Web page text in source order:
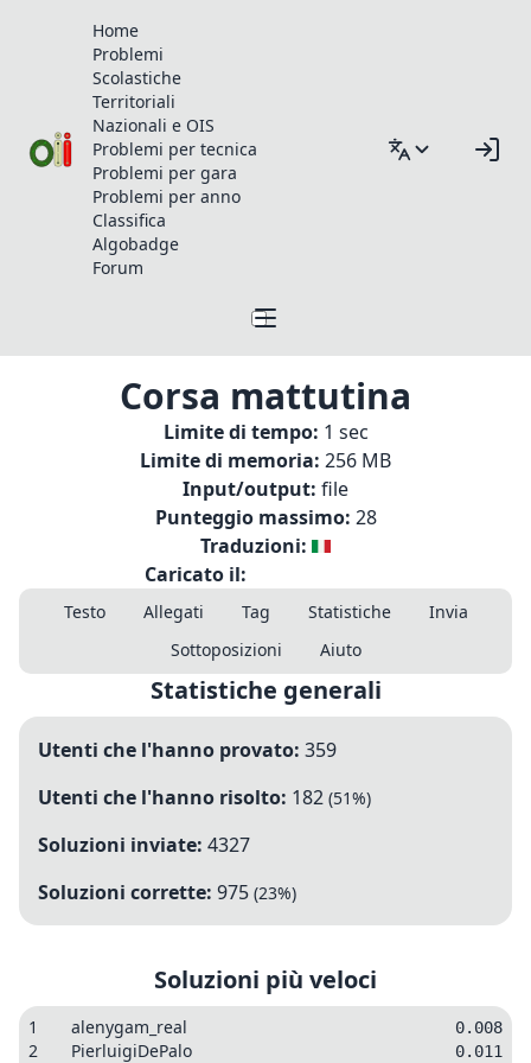
Home
Problemi
Scolastiche
Territoriali
Nazionali e OIS
Problemi per tecnica
Problemi per gara
Problemi per anno
Classifica
Algobadge
Forum
Corsa mattutina
Limite di tempo: 1 sec
Limite di memoria: 256 MB
Input/output: file
Punteggio massimo: 28
Traduzioni:
Caricato il:
Testo Allegati Tag Statistiche
Invia
Sottoposizioni
Aiuto
Statistiche generali
Utenti che l'hanno provato: 359
Utenti che l'hanno risolto: 182 (51%)
Soluzioni inviate: 4327
Soluzioni corrette: 975 (23%)
Soluzioni più veloci
1 alenygam_real 0.008
2 PierluigiDePalo 0.011